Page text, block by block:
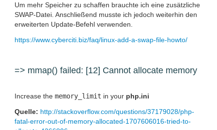
Um mehr Speicher zu schaffen brauchte ich eine zusätzliche
SWAP-Datei. Anschließend musste ich jedoch weiterhin den
erweiterten Update-Befehl verwenden.
https://www.cyberciti.biz/faq/linux-add-a-swap-file-howto/
=> mmap() failed: [12] Cannot allocate memory
Increase the memory_limit in your php.ini
Quelle: http://stackoverflow.com/questions/37179028/php-
fatal-error-out-of-memory-allocated-1707606016-tried-to-